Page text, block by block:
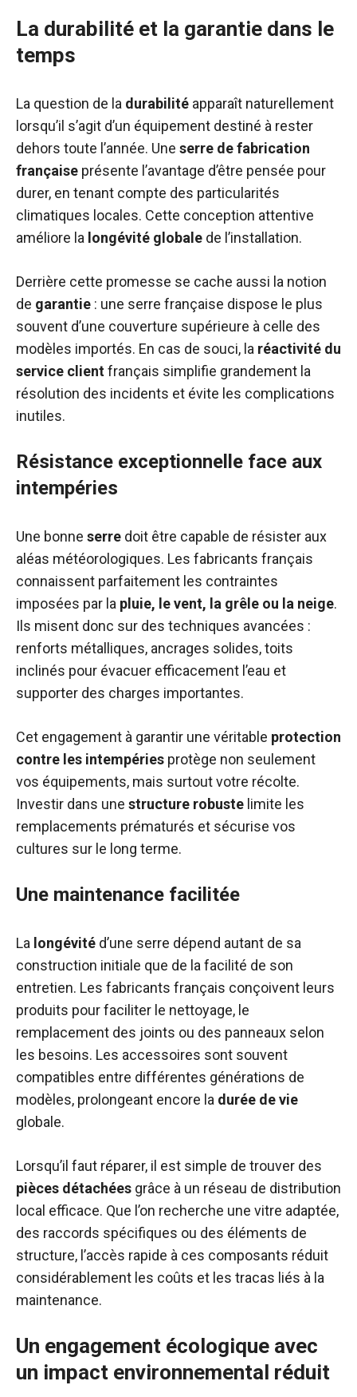
La durabilité et la garantie dans le
temps
La question de la durabilité apparaît naturellement
lorsqu’il s’agit d’un équipement destiné à rester
dehors toute l’année. Une serre de fabrication
française présente l’avantage d’être pensée pour
durer, en tenant compte des particularités
climatiques locales. Cette conception attentive
améliore la longévité globale de l’installation.
Derrière cette promesse se cache aussi la notion
de garantie : une serre française dispose le plus
souvent d’une couverture supérieure à celle des
modèles importés. En cas de souci, la réactivité du
service clientfrançais simplifie grandement la
résolution des incidents et évite les complications
inutiles.
Résistance exceptionnelle face aux
intempéries
Une bonne serre doit être capable de résister aux
aléas météorologiques. Les fabricants français
connaissent parfaitement les contraintes
imposées par la pluie, le vent, la grêle ou la neige.
Ils misent donc sur des techniques avancées :
renforts métalliques, ancrages solides, toits
inclinés pour évacuer efficacement l’eau et
supporter des charges importantes.
Cet engagement à garantir une véritable protection
contre les intempéries protège non seulement
vos équipements, mais surtout votre récolte.
Investir dans une structure robuste limite les
remplacements prématurés et sécurise vos
cultures sur le long terme.
Une maintenance facilitée
La longévité d’une serre dépend autant de sa
construction initiale que de la facilité de son
entretien. Les fabricants français conçoivent leurs
produits pour faciliter le nettoyage, le
remplacement des joints ou des panneaux selon
les besoins. Les accessoires sont souvent
compatibles entre différentes générations de
modèles, prolongeant encore la durée de vie
globale.
Lorsqu’il faut réparer, il est simple de trouver des
pièces détachées grâce à un réseau de distribution
local efficace. Que l’on recherche une vitre adaptée,
des raccords spécifiques ou des éléments de
structure, l’accès rapide à ces composants réduit
considérablement les coûts et les tracas liés à la
maintenance.
Un engagement écologique avec
un impact environnemental réduit